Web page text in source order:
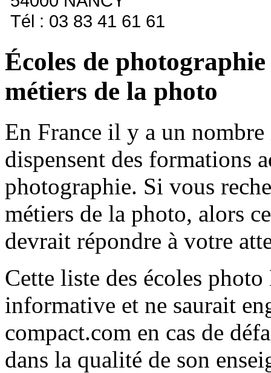
Tél : 03 83 41 61 61
Écoles de
métiers de la photo
En France il y a un
dispensent des formations
photographie. Si vous
métiers de la photo, alors
devrait répondre à votre
Cette liste des écoles
informative et ne saurait
compact.com en cas de
dans la qualité de son